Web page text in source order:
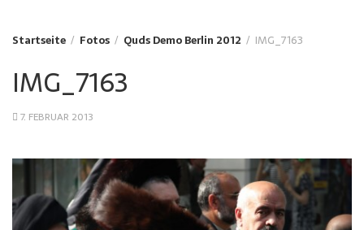
Startseite Fotos Quds Demo Berlin 2012 IMG_7163
IMG_7163
7. FEBRUAR 2013